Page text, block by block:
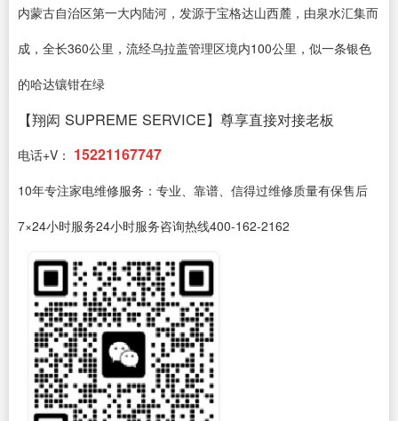
内蒙古自治区第一大内陆河，发源于宝格达山西麓，由泉水汇集而
成，全长360公里，流经乌拉盖管理区境内100公里，似一条银色
的哈达镶钳在绿
【翔闳 SUPREME SERVICE】尊享直接对接老板
电话+V： 15221167747
10年专注家电维修服务：专业、靠谱、信得过维修质量有保售后
7×24小时服务24小时服务咨询热线400-162-2162